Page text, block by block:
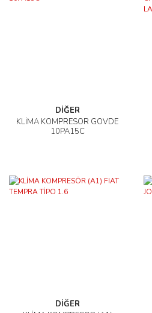
DİĞER
KLİMA KOMPRESÖR GÖVDE
10PA15C
DİĞER